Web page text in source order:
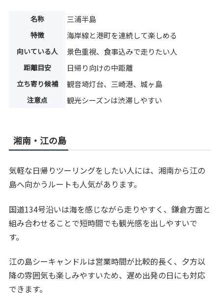
名称 三浦半島
特徴 海岸線と港町を連続して楽しめる
向いている人 景色重視、食事込みで走りたい人
距離目安 日帰り向けの中距離
立ち寄り候補 観音埼灯台、三崎港、城ヶ島
注意点 観光シーズンは渋滞しやすい
湘南・江の島
気軽な日帰りツーリングをしたい人には、湘南から江の
島へ向かうルートも人気があります。
国道134号沿いは海を感じながら走りやすく、鎌倉方面と
組み合わせることで短時間でも観光感を出しやすいで
す。
江の島シーキャンドルは営業時間が比較的長く、夕方以
降の雰囲気も楽しみやすいため、遅め出発の日にも対応
できます。